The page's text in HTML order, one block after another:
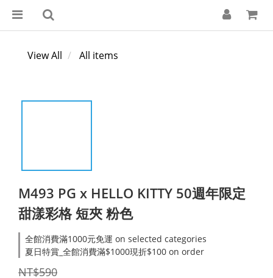
View All All items
M493 PG x HELLO KITTY 50週年限定
甜漾彩格 短夾 粉色
全館消費滿1000元免運 on selected categories
夏日特賞_全館消費滿$1000現折$100 on order
NT$590